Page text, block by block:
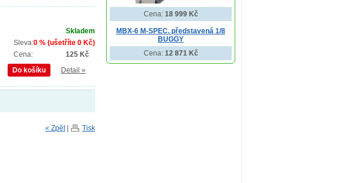
Skladem
0 % (ušetříte 0 Kč)
Sleva:
125 Kč
Cena:
Do košíku
Detail »
« Zpět| Tisk
Cena: 18 999 Kč
MBX-6 M-SPEC. představená 1/8
BUGGY
Cena: 12 871 Kč